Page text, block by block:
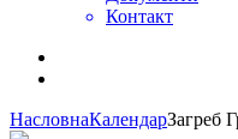
Контакт
НасловнаКалендарЗагреб